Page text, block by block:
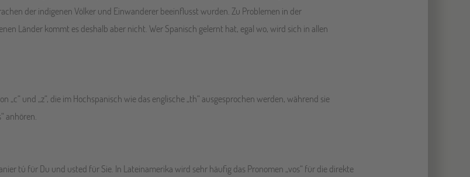
der indigenen Völker und Einwanderer beeinflusst wurden. Zu Problemen in der
Länder kommt es deshalb aber nicht. Wer Spanisch gelernt hat, egal wo, wird sich in allen
und „z“, die im Hochspanisch wie das englische „th“ ausgesprochen werden, während sie
anhören.
tú für Du und usted für Sie. In Lateinamerika wird sehr häufig das Pronomen „vos“ für die direkte